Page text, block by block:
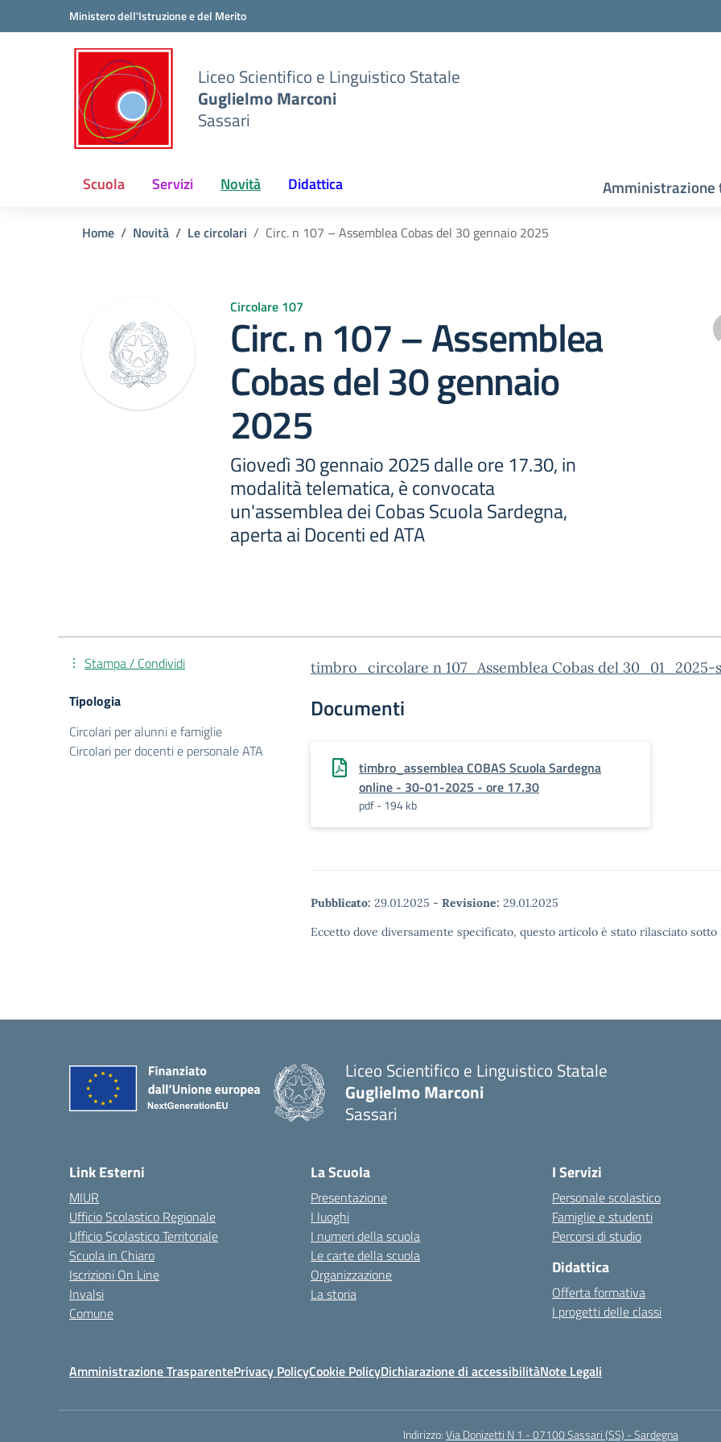
Vai ai contenuti
Vai al menu di navigazioneMinistero dell'Istruzione e del Merito
Liceo Scientifico e Linguistico Statale
Guglielmo Marconi
Sassari
Scuola Servizi Novità Didattica Amministrazione
Home Novità Le circolari Circ. n 107 – Assemblea Cobas del 30 gennaio 2025
Circolare 107
Circ. n 107 – Assemblea
Cobas del 30 gennaio
2025
Giovedì 30 gennaio 2025 dalle ore 17.30, in
modalità telematica, è convocata
un'assemblea dei Cobas Scuola Sardegna,
aperta ai Docenti ed ATA
timbro_circolare n 107_Assemblea Cobas del 30_01_2025-
Documenti
timbro_assemblea COBAS Scuola Sardegna
online - 30-01-2025 - ore 17.30
pdf - 194 kb
Pubblicato: 29.01.2025 - Revisione: 29.01.2025
Eccetto dove diversamente specificato, questo articolo è stato rilasciato
Stampa / Condividi
Tipologia
Circolari per alunni e famiglie
Circolari per docenti e personale ATA
Liceo Scientifico e Linguistico Statale
Guglielmo Marconi
Sassari
Link Esterni
MIUR
Ufficio Scolastico Regionale
Ufficio Scolastico Territoriale
Scuola in Chiaro
Iscrizioni On Line
Invalsi
Comune
La Scuola
Presentazione
I luoghi
I numeri della scuola
Le carte della scuola
Organizzazione
La storia
I Servizi
Personale scolastico
Famiglie e studenti
Percorsi di studio
Didattica
Offerta formativa
I progetti delle classi
Amministrazione TrasparentePrivacy PolicyCookie PolicyDichiarazione di accessibilitàNote Legali
Indirizzo:Via Donizetti N 1 - 07100 Sassari (SS) - Sardegna